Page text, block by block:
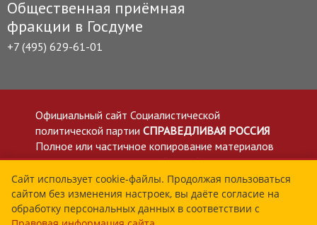
Общественная приёмная
фракции в Госдуме
+7 (495) 629-61-01
Официальный сайт Социалистической
политической партии СПРАВЕДЛИВАЯ РОССИЯ
Полное или частичное копирование материалов
приветствуется со ссылкой на сайт spravedlivo.ru
Политика в отношении обработки персональных
данных
Все материалы сайта spravedlivo.ru доступны по
Сайт использует cookie-файлы. Продолжая пользоваться
сайтом без изменения настроек, вы даёте согласие на
обработку персональных данных в соответствии с